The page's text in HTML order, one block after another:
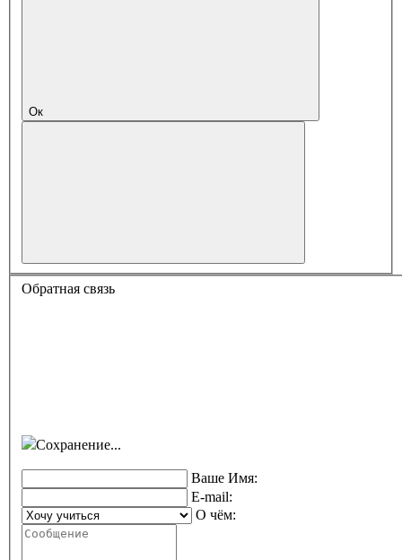
Ок
Обратная связь
Сохранение...
Ваше Имя:
E-mail:
О чём: